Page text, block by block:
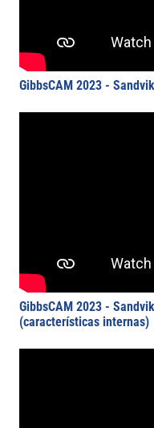
GibbsCAM 2023 -
GibbsCAM 2023 -
(características internas)